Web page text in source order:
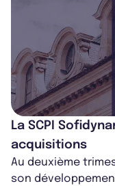
La SCPI
acquisitions
Au deuxième
son